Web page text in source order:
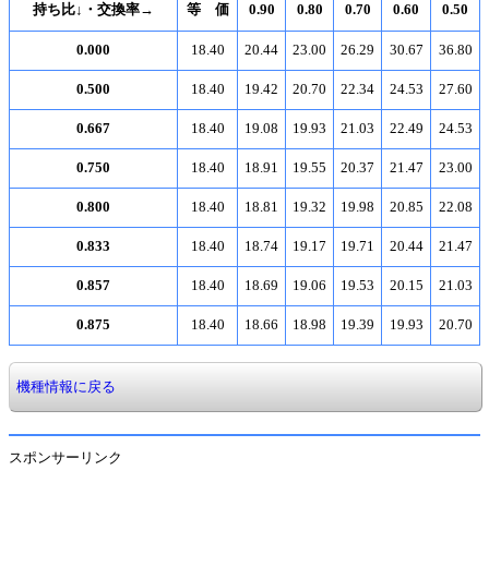
持ち比↓・交換率→ 等 価 0.90 0.80 0.70 0.60 0.50
0.000 18.40 20.44 23.00 26.29 30.67 36.80
0.500 18.40 19.42 20.70 22.34 24.53 27.60
0.667 18.40 19.08 19.93 21.03 22.49 24.53
0.750 18.40 18.91 19.55 20.37 21.47 23.00
0.800 18.40 18.81 19.32 19.98 20.85 22.08
0.833 18.40 18.74 19.17 19.71 20.44 21.47
0.857 18.40 18.69 19.06 19.53 20.15 21.03
0.875 18.40 18.66 18.98 19.39 19.93 20.70
機種情報に戻る
スポンサーリンク